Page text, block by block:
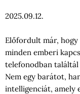
2025.09.12.
Előfordult már,
minden emberi
telefonodban
Nem egy barátot,
intelligenciát, amely